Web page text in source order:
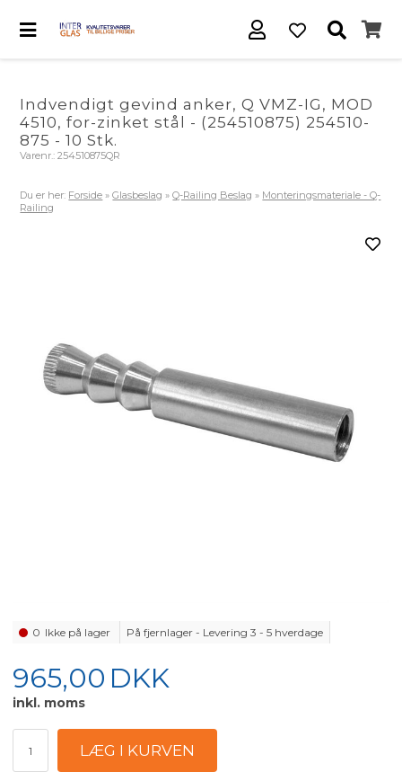
Indvendigt gevind anker, Q VMZ-IG, MOD
4510, for-zinket stål - (254510875) 254510-
875 - 10 Stk.
Varenr.:254510875QR
Du er her: Forside »Glasbeslag »Q-Railing Beslag » Monteringsmateriale - Q-
Railing
0 Ikke på lager På fjernlager - Levering 3 - 5 hverdage
965,00 DKK
inkl. moms